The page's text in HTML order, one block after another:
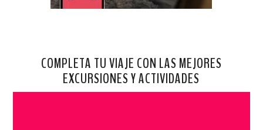
COMPLETA TU VIAJE CON LAS MEJORES
EXCURSIONES Y ACTIVIDADES